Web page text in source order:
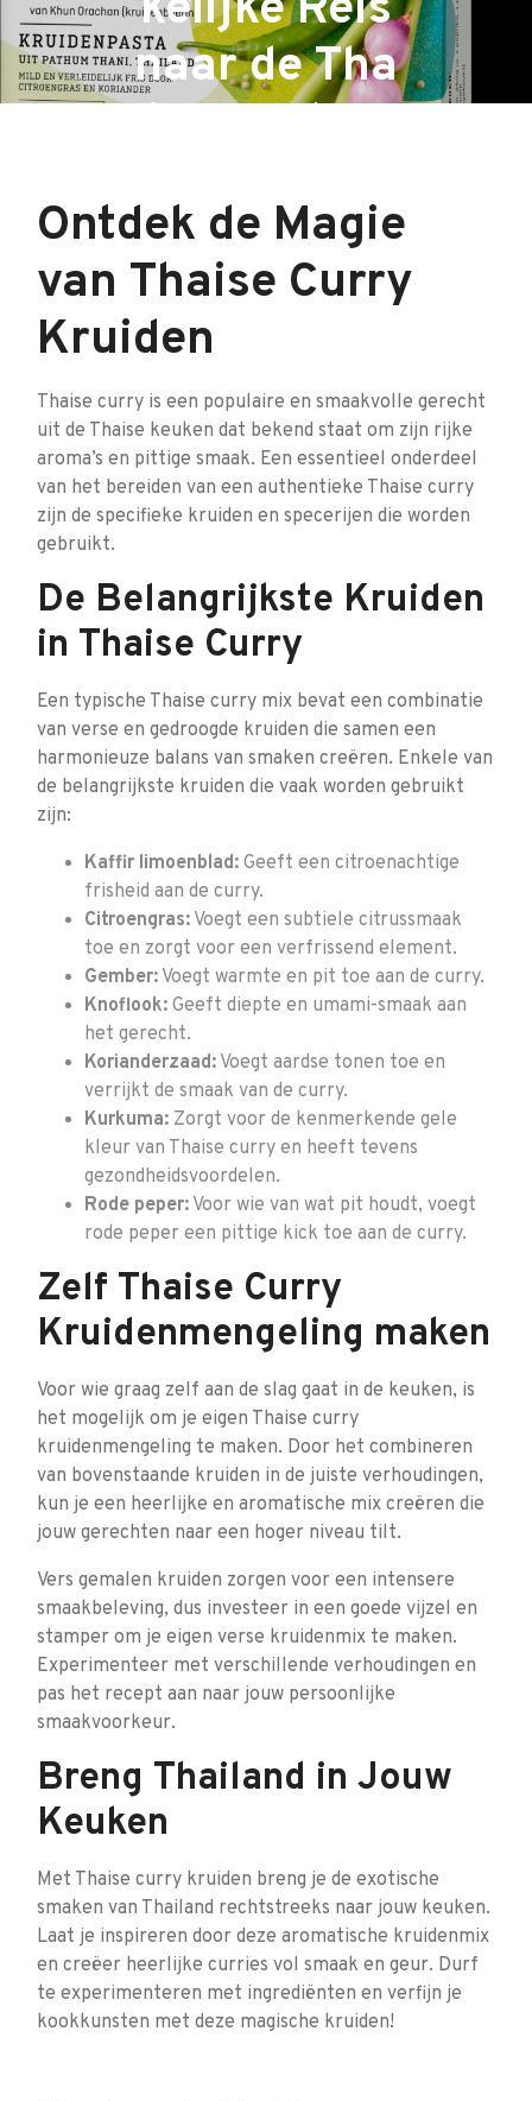
naar de Tha
Ontdek de Magie
van Thaise Curry
Kruiden
Thaise curry is een populaire en smaakvolle gerecht
uit de Thaise keuken dat bekend staat om zijn rijke
aroma’s en pittige smaak. Een essentieel onderdeel
van het bereiden van een authentieke Thaise curry
zijn de specifieke kruiden en specerijen die worden
gebruikt.
De Belangrijkste Kruiden
in Thaise Curry
Een typische Thaise curry mix bevat een combinatie
van verse en gedroogde kruiden die samen een
harmonieuze balans van smaken creëren. Enkele van
de belangrijkste kruiden die vaak worden gebruikt
zijn:
Kaffir limoenblad: Geeft een citroenachtige
frisheid aan de curry.
Citroengras: Voegt een subtiele citrussmaak
toe en zorgt voor een verfrissend element.
Gember: Voegt warmte en pit toe aan de curry.
Knoflook: Geeft diepte en umami-smaak aan
het gerecht.
Korianderzaad: Voegt aardse tonen toe en
verrijkt de smaak van de curry.
Kurkuma: Zorgt voor de kenmerkende gele
kleur van Thaise curry en heeft tevens
gezondheidsvoordelen.
Rode peper: Voor wie van wat pit houdt, voegt
rode peper een pittige kick toe aan de curry.
Zelf Thaise Curry
Kruidenmengeling maken
Voor wie graag zelf aan de slag gaat in de keuken, is
het mogelijk om je eigen Thaise curry
kruidenmengeling te maken. Door het combineren
van bovenstaande kruiden in de juiste verhoudingen,
kun je een heerlijke en aromatische mix creëren die
jouw gerechten naar een hoger niveau tilt.
Vers gemalen kruiden zorgen voor een intensere
smaakbeleving, dus investeer in een goede vijzel en
stamper om je eigen verse kruidenmix te maken.
Experimenteer met verschillende verhoudingen en
pas het recept aan naar jouw persoonlijke
smaakvoorkeur.
Breng Thailand in Jouw
Keuken
Met Thaise curry kruiden breng je de exotische
smaken van Thailand rechtstreeks naar jouw keuken.
Laat je inspireren door deze aromatische kruidenmix
en creëer heerlijke curries vol smaak en geur. Durf
te experimenteren met ingrediënten en verfijn je
kookkunsten met deze magische kruiden!